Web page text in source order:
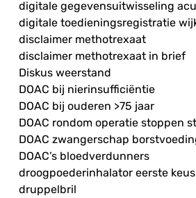
digitale gegevensuitwisseling
digitale toedieningsregistratie
disclaimer methotrexaat
disclaimer methotrexaat in brief
Diskus weerstand
DOAC bij nierinsufficiëntie
DOAC bij ouderen >75 jaar
DOAC rondom operatie stoppen
DOAC zwangerschap
DOAC’s bloedverdunners
droogpoederinhalator eerste keus
druppelbril